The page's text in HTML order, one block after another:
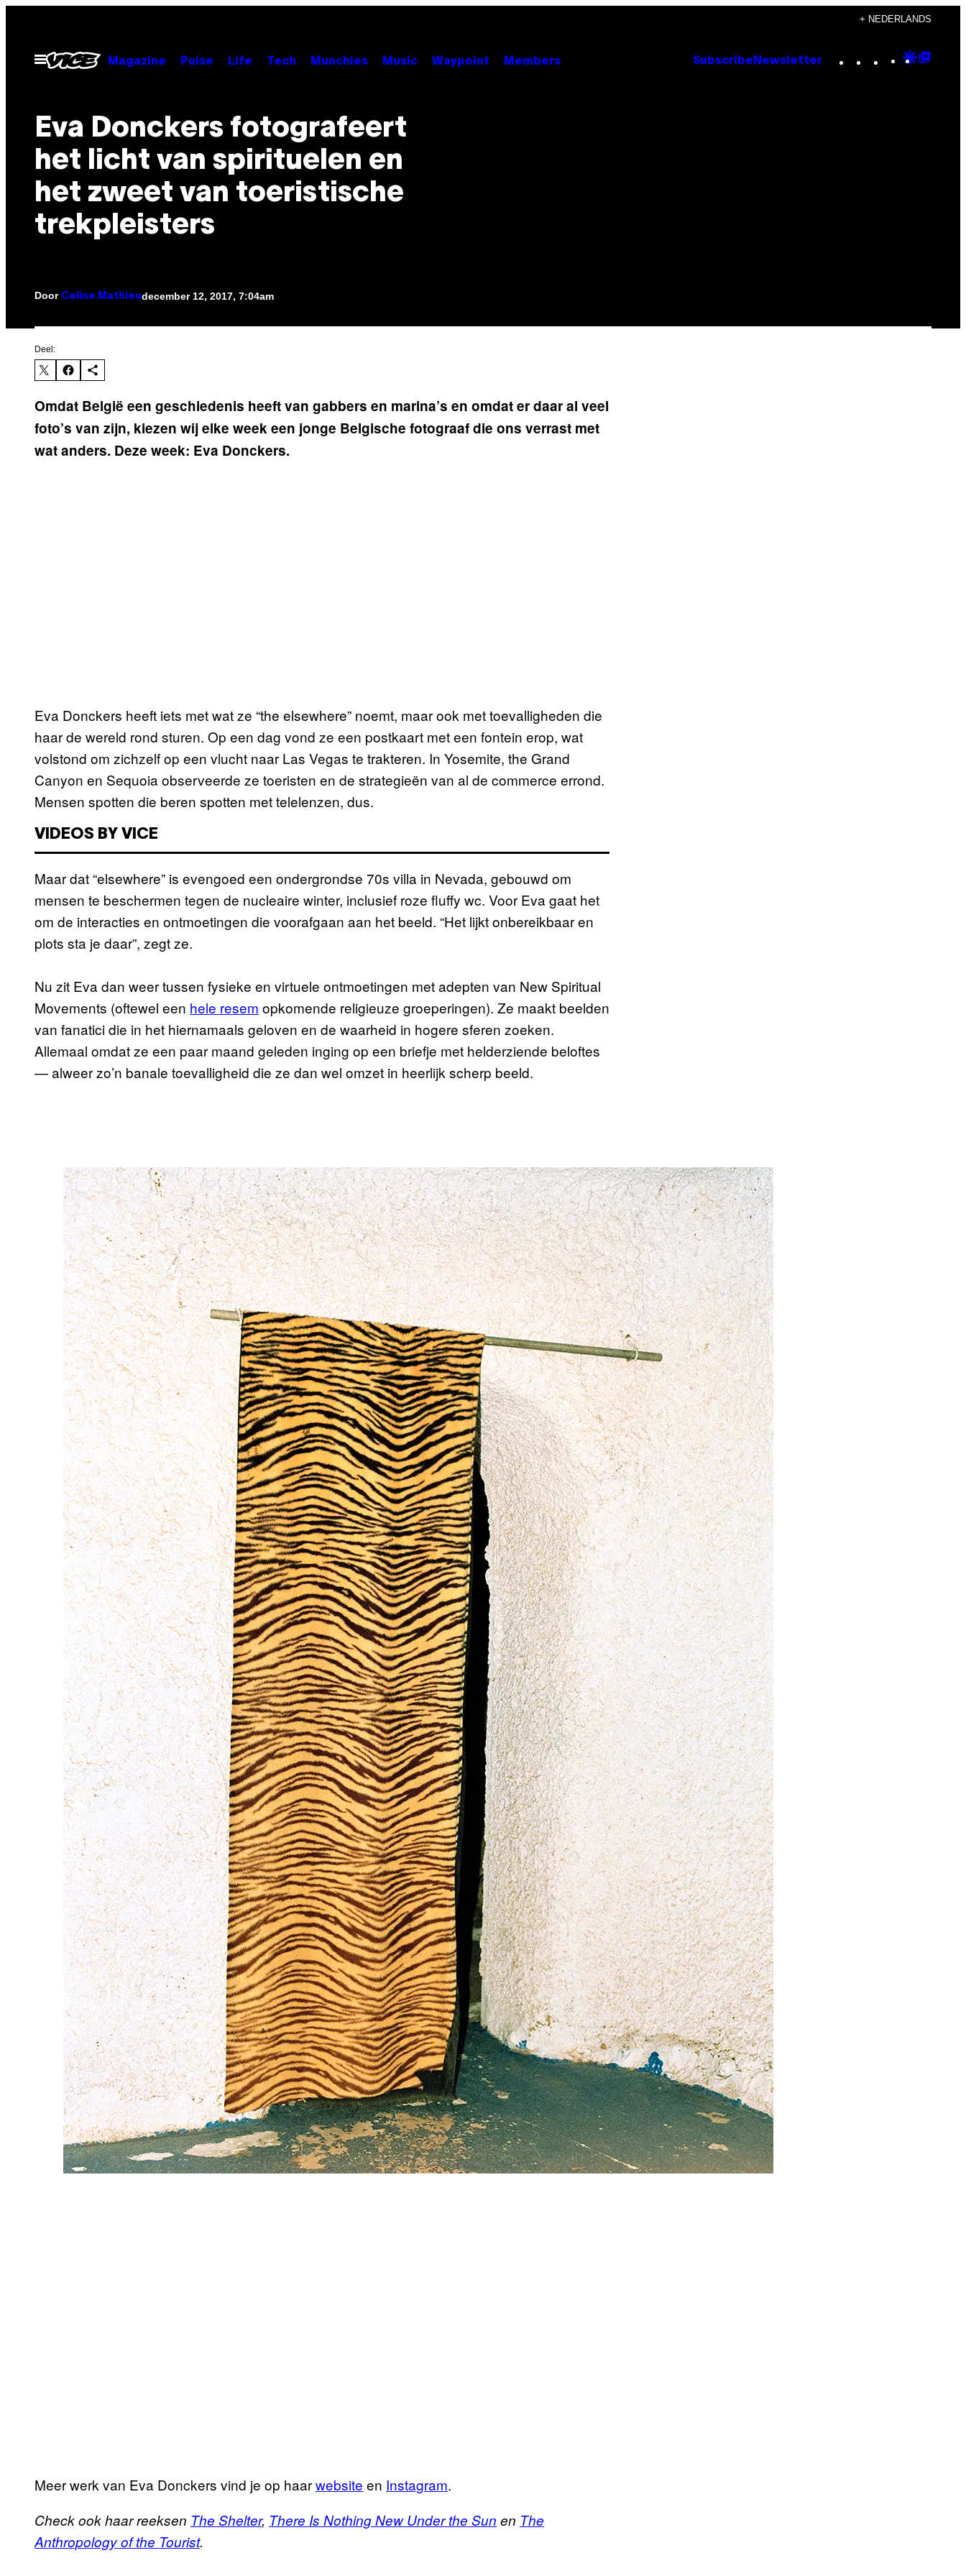
+ NEDERLANDS
Open
menu
Magazine Pulse Life Tech Munchies Music Waypoint Members Subscribe Newsletter Instagram
TikTok
YouTube
Google
Eva Donckers fotografeert
het licht van spirituelen en
het zweet van toeristische
trekpleisters
Door Celine Mathieu december 12, 2017, 7:04am
Deel:
Omdat België een geschiedenis heeft van gabbers en marina’s en omdat er daar al veel
foto’s van zijn, kiezen wij elke week een jonge Belgische fotograaf die ons verrast met
wat anders. Deze week: Eva Donckers.
Eva Donckers heeft iets met wat ze “the elsewhere” noemt, maar ook met toevalligheden die
haar de wereld rond sturen. Op een dag vond ze een postkaart met een fontein erop, wat
volstond om zichzelf op een vlucht naar Las Vegas te trakteren. In Yosemite, the Grand
Canyon en Sequoia observeerde ze toeristen en de strategieën van al de commerce errond.
Mensen spotten die beren spotten met telelenzen, dus.
VIDEOS BY VICE
Maar dat “elsewhere” is evengoed een ondergrondse 70s villa in Nevada, gebouwd om
mensen te beschermen tegen de nucleaire winter, inclusief roze fluffy wc. Voor Eva gaat het
om de interacties en ontmoetingen die voorafgaan aan het beeld. “Het lijkt onbereikbaar en
plots sta je daar”, zegt ze.
Nu zit Eva dan weer tussen fysieke en virtuele ontmoetingen met adepten van New Spiritual
Movements (oftewel een hele resem opkomende religieuze groeperingen). Ze maakt beelden
van fanatici die in het hiernamaals geloven en de waarheid in hogere sferen zoeken.
Allemaal omdat ze een paar maand geleden inging op een briefje met helderziende beloftes
— alweer zo’n banale toevalligheid die ze dan wel omzet in heerlijk scherp beeld.
Meer werk van Eva Donckers vind je op haarwebsite en Instagram.
Check ook haar reeksen The Shelter, There Is Nothing New Under the Sun en The
Anthropology of the Tourist.